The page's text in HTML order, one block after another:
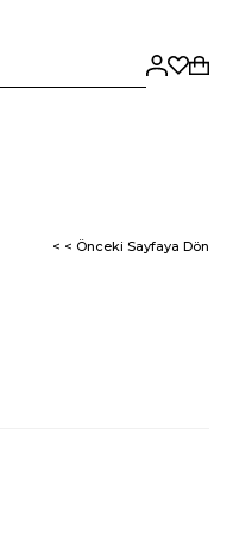
< < Önceki Sayfaya Dön